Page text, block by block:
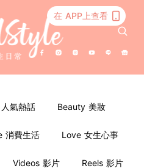
在 APP上查看
氣熱話 Beauty 美妝
消費生活 Love 女生心事
Videos 影片 Reels 影片